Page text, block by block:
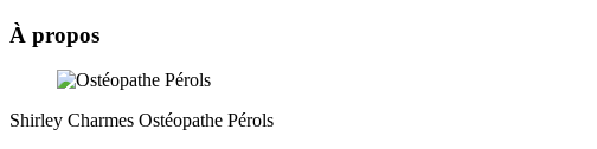
À propos
Shirley Charmes Ostéopathe Pérols